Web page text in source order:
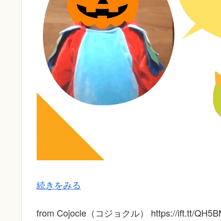
続きをみる
from Cojocle（コジョクル） https://ift.tt/